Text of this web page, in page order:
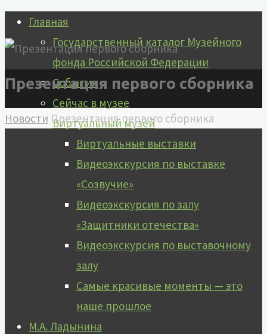
Перейти
к
содержимому
Главная
Государственный каталог Музейного
фонда Российской Федерации
События
Сейчас в музее
Виртуальный музей
Виртуальные выставки
Видеоэкскурсия по выставке
«Созвучие»
Видеоэкскурсия по залу
«Защитники отечества»
Видеоэкскурсия по выставочному
залу
Самые красивые моменты — это
наше прошлое
М.А. Ладынина
Презентация первого сборника
Главная
Новости Презентация первого сборника